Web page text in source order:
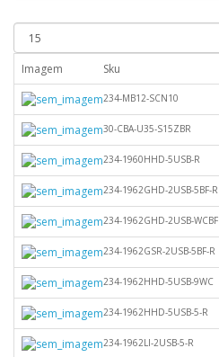
Imagem Sku
234-MB12-SCN10
30-CBA-U35-S15ZBR
234-1960HHD-5USB-R
234-1962GHD-2USB-5BF-R
234-1962GHD-2USB-WCBF
234-1962GSR-2USB-5BF-R
234-1962HHD-5USB-9WC
234-1962HHD-5USB-5-R
234-1962LI-2USB-5-R